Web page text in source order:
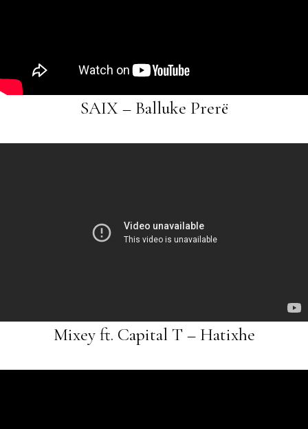
SAIX – Balluke Prerë
Mixey ft. Capital T – Hatixhe